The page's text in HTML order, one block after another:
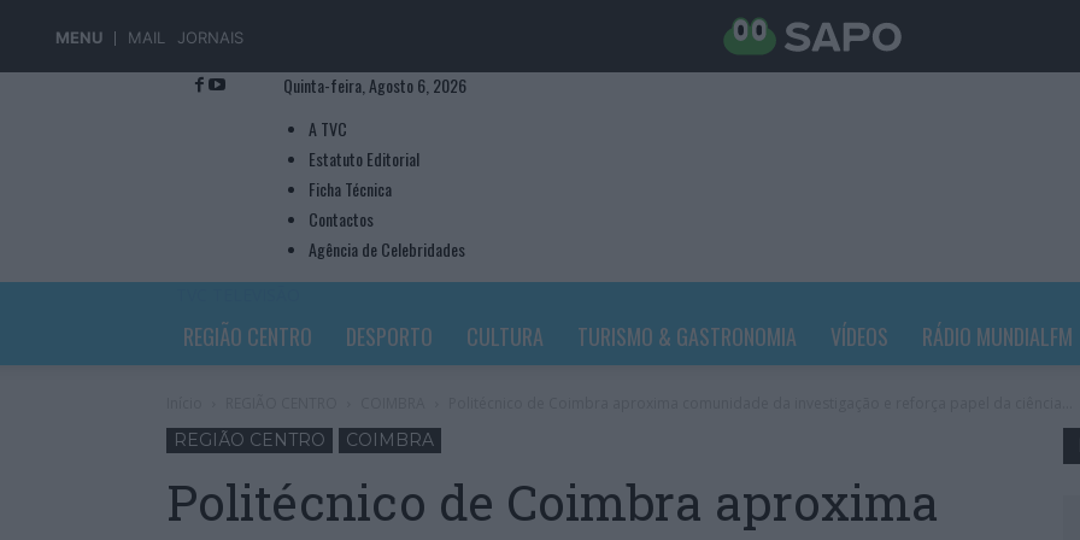
MENU MAIL JORNAIS
Quinta-feira, Agosto 6, 2026
A TVC
Estatuto Editorial
Ficha Técnica
Contactos
Agência de Celebridades
REGIÃO CENTRO DESPORTO CULTURA TURISMO & GASTRONOMIA VÍDEOS RÁDIO MUNDIALFM
REGIÃO CENTRO COIMBRA
Politécnico de Coimbra aproxima